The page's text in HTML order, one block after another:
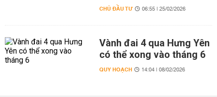
CHỦ ĐẦU TƯ 06:55 | 25/02/2026
Vành đai 4 qua Hưng Yên
có thể xong vào tháng 6
QUY HOẠCH 14:04 | 08/02/2026